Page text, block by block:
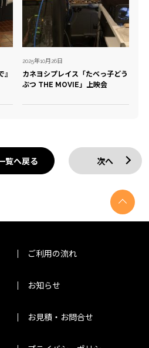
2025年10月26日
カネヨシプレイス「たべっ子どう
ぶつ THE MOVIE」上映会
覧へ戻る 次へ
ご利用の流れ
お知らせ
お見積・お問合せ